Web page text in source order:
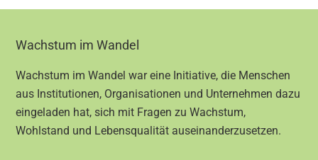
Footer
Wachstum im Wandel
Wachstum im Wandel war eine Initiative, die Menschen
aus Institutionen, Organisationen und Unternehmen dazu
eingeladen hat, sich mit Fragen zu Wachstum,
Wohlstand und Lebensqualität auseinanderzusetzen.